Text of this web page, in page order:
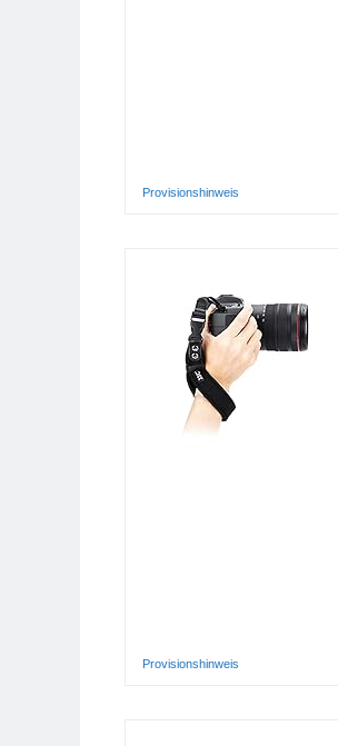
Provisionshinweis
Provisionshinweis